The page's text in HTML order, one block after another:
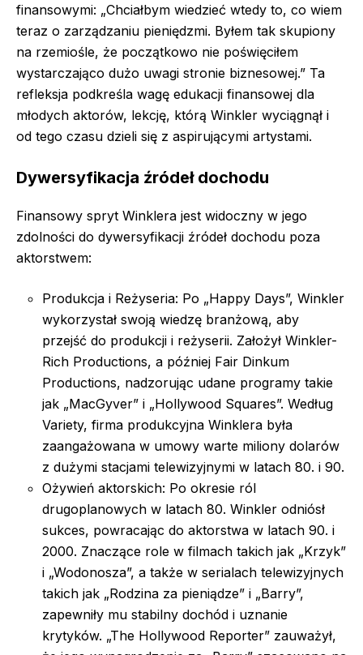
finansowymi: „Chciałbym wiedzieć wtedy to, co wiem
teraz o zarządzaniu pieniędzmi. Byłem tak skupiony
na rzemiośle, że początkowo nie poświęciłem
wystarczająco dużo uwagi stronie biznesowej.” Ta
refleksja podkreśla wagę edukacji finansowej dla
młodych aktorów, lekcję, którą Winkler wyciągnął i
od tego czasu dzieli się z aspirującymi artystami.
Dywersyfikacja źródeł dochodu
Finansowy spryt Winklera jest widoczny w jego
zdolności do dywersyfikacji źródeł dochodu poza
aktorstwem:
Produkcja i Reżyseria: Po „Happy Days”, Winkler
wykorzystał swoją wiedzę branżową, aby
przejść do produkcji i reżyserii. Założył Winkler-
Rich Productions, a później Fair Dinkum
Productions, nadzorując udane programy takie
jak „MacGyver” i „Hollywood Squares”. Według
Variety, firma produkcyjna Winklera była
zaangażowana w umowy warte miliony dolarów
z dużymi stacjami telewizyjnymi w latach 80. i 90.
Ożywień aktorskich: Po okresie ról
drugoplanowych w latach 80. Winkler odniósł
sukces, powracając do aktorstwa w latach 90. i
2000. Znaczące role w filmach takich jak „Krzyk”
i „Wodonosza”, a także w serialach telewizyjnych
takich jak „Rodzina za pieniądze” i „Barry”,
zapewniły mu stabilny dochód i uznanie
krytyków. „The Hollywood Reporter” zauważył,